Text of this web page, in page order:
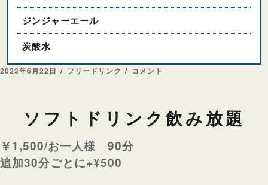
ジンジャーエール
炭酸水
投
2023年6月22日
カ
ー
フリードリンク
プ
ム
み
コメント
ソフトドリンク飲み放題
￥1,500/お一人様 90分
追加30分ごとに+¥500